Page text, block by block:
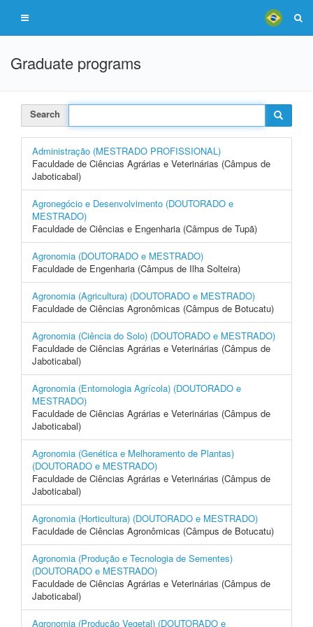
Graduate programs
Search
Administração (MESTRADO PROFISSIONAL)
Faculdade de Ciências Agrárias e Veterinárias (Câmpus de
Jaboticabal)
Agronegócio e Desenvolvimento (DOUTORADO e
MESTRADO)
Faculdade de Ciências e Engenharia (Câmpus de Tupã)
Agronomia (DOUTORADO e MESTRADO)
Faculdade de Engenharia (Câmpus de Ilha Solteira)
Agronomia (Agricultura) (DOUTORADO e MESTRADO)
Faculdade de Ciências Agronômicas (Câmpus de Botucatu)
Agronomia (Ciência do Solo) (DOUTORADO e MESTRADO)
Faculdade de Ciências Agrárias e Veterinárias (Câmpus de
Jaboticabal)
Agronomia (Entomologia Agrícola) (DOUTORADO e
MESTRADO)
Faculdade de Ciências Agrárias e Veterinárias (Câmpus de
Jaboticabal)
Agronomia (Genética e Melhoramento de Plantas)
(DOUTORADO e MESTRADO)
Faculdade de Ciências Agrárias e Veterinárias (Câmpus de
Jaboticabal)
Agronomia (Horticultura) (DOUTORADO e MESTRADO)
Faculdade de Ciências Agronômicas (Câmpus de Botucatu)
Agronomia (Produção e Tecnologia de Sementes)
(DOUTORADO e MESTRADO)
Faculdade de Ciências Agrárias e Veterinárias (Câmpus de
Jaboticabal)
Agronomia (Produção Vegetal) (DOUTORADO e